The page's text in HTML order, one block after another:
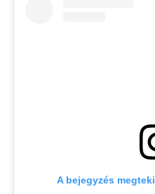
A bejegyzés